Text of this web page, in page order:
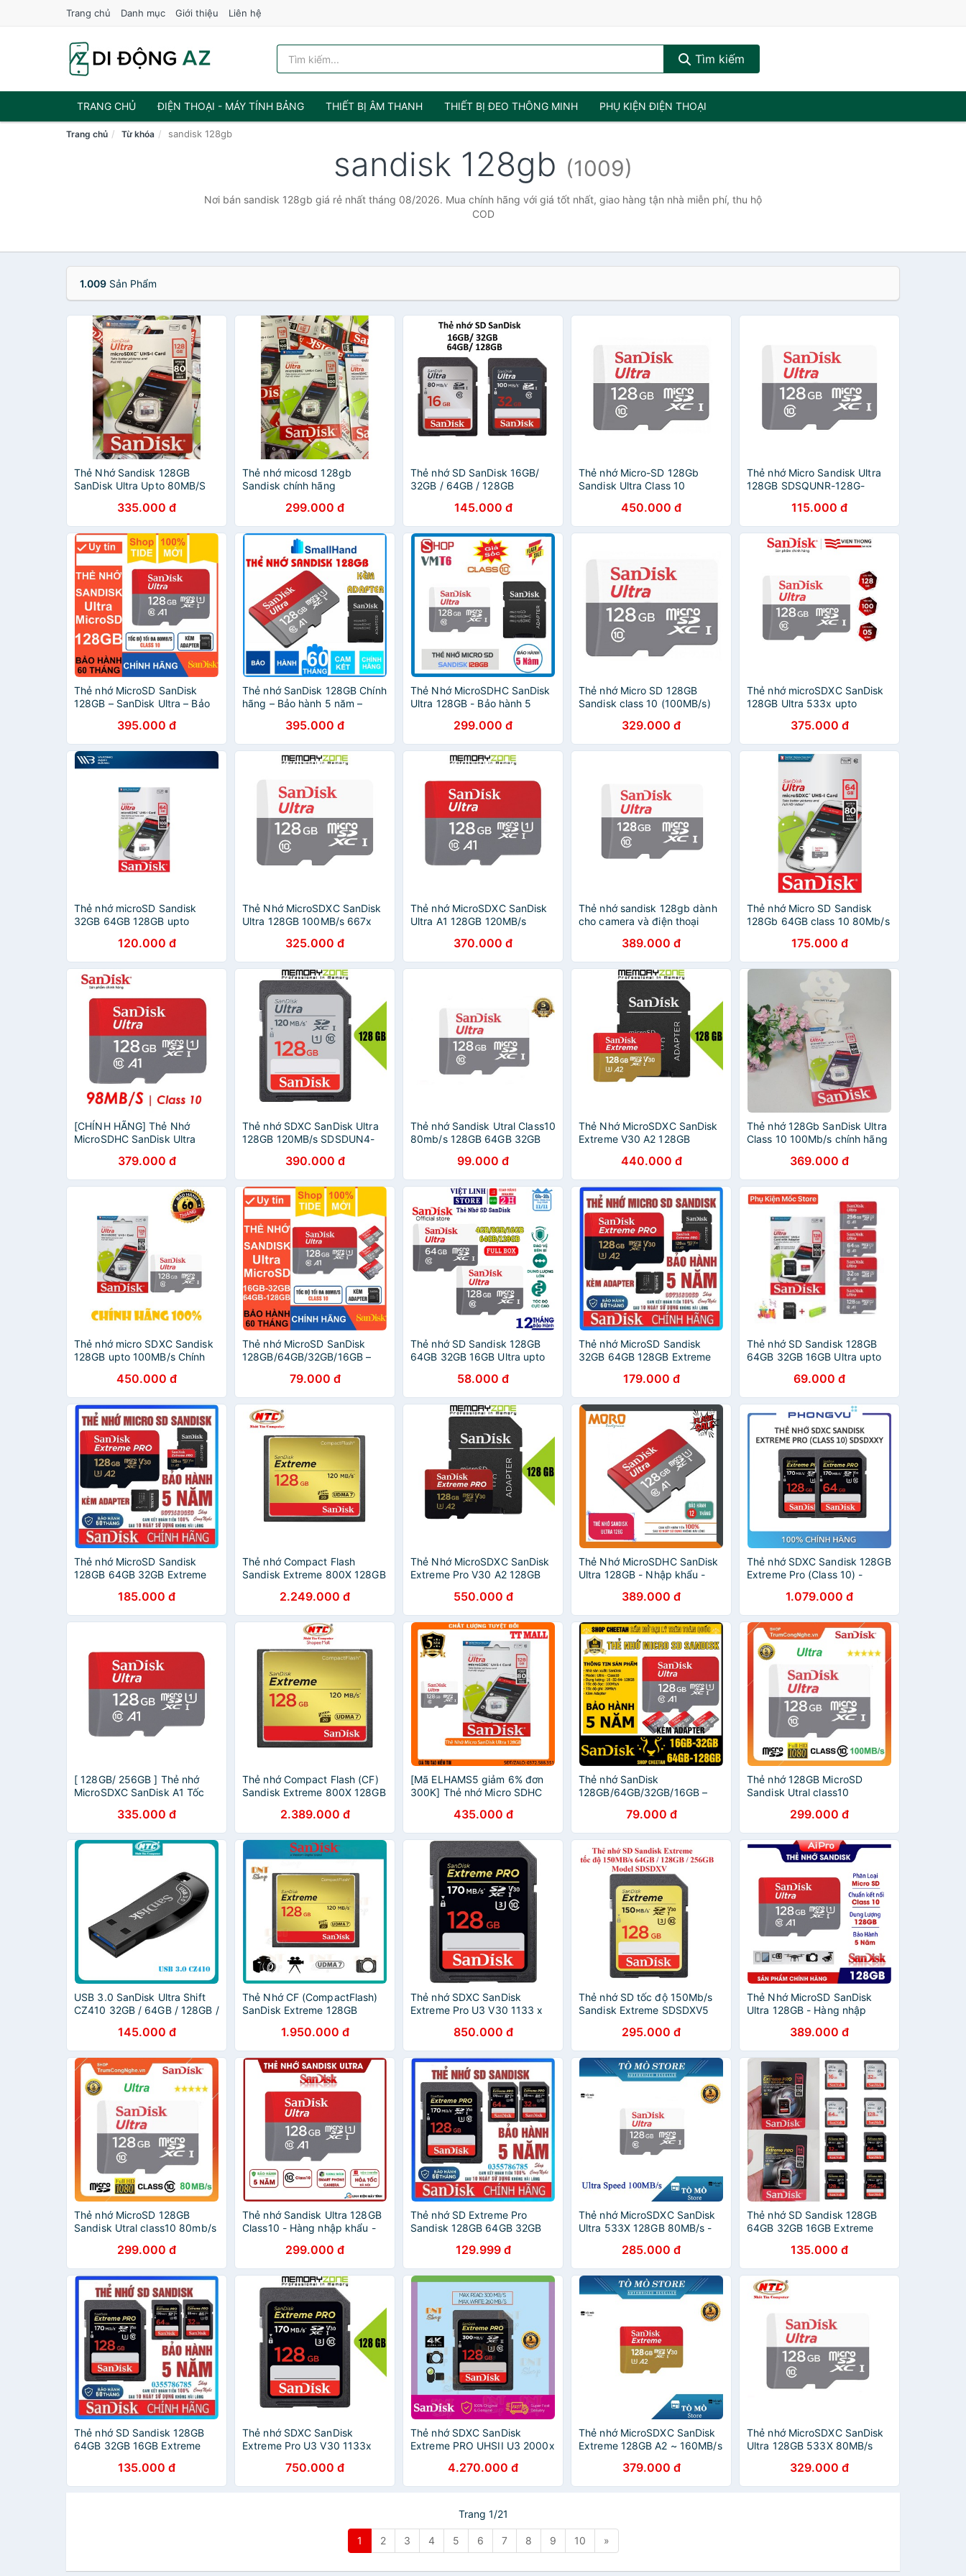
Trang chủ Danh mục Giới thiệu Liên hệ
Tìm kiếm
TRANG CHỦ ĐIỆN THOẠI - MÁY TÍNH BẢNG THIẾT BỊ ÂM THANH THIẾT BỊ ĐEO THÔNG MINH PHỤ KIỆN ĐIỆN THOẠI
Trang chủ Từ khóa sandisk 128gb
sandisk 128gb (1009)
Nơi bán sandisk 128gb giá rẻ nhất tháng 08/2026. Mua chính hãng với giá tốt nhất, giao hàng tận nhà miễn phí, thu hộ
COD
1.009 Sản Phẩm
Thẻ Nhớ Sandisk 128GB
SanDisk Ultra Upto 80MB/S
335.000 đ
Thẻ nhớ micosd 128gb
Sandisk chính hãng
299.000 đ
Thẻ nhớ SD SanDisk 16GB/
32GB / 64GB / 128GB
145.000 đ
Thẻ nhớ Micro-SD 128Gb
Sandisk Ultra Class 10
450.000 đ
Thẻ nhớ Micro Sandisk Ultra
128GB SDSQUNR-128G-
115.000 đ
Thẻ nhớ MicroSD SanDisk
128GB – SanDisk Ultra – Bảo
Kèm Adapter395.000 đ
Thẻ nhớ SanDisk 128GB Chính
hãng – Bảo hành 5 năm –
395.000 đ
Thẻ Nhớ MicroSDHC SanDisk
Ultra 128GB - Bảo hành 5
299.000 đ
Thẻ nhớ Micro SD 128GB
Sandisk class 10 (100MB/s)
329.000 đ
Thẻ nhớ microSDXC SanDisk
128GB Ultra 533x upto
375.000 đ
Thẻ nhớ microSD Sandisk
32GB 64GB 128GB upto
120.000 đ
Thẻ Nhớ MicroSDXC SanDisk
Ultra 128GB 100MB/s 667x
325.000 đ
Thẻ nhớ MicroSDXC SanDisk
Ultra A1 128GB 120MB/s
370.000 đ
Thẻ nhớ sandisk 128gb dành
cho camera và điện thoại
389.000 đ
Thẻ nhớ Micro SD Sandisk
128Gb 64GB class 10 80Mb/s
175.000 đ
[CHÍNH HÃNG] Thẻ Nhớ
MicroSDHC SanDisk Ultra
379.000 đ
Thẻ nhớ SDXC SanDisk Ultra
128GB 120MB/s SDSDUN4-
390.000 đ
Thẻ nhớ Sandisk Utral Class10
80mb/s 128GB 64GB 32GB
99.000 đ
Thẻ Nhớ MicroSDXC SanDisk
Extreme V30 A2 128GB
SDSQXA1128GGN6MN
440.000 đ
Thẻ nhớ 128Gb SanDisk Ultra
Class 10 100Mb/s chính hãng
369.000 đ
Thẻ nhớ micro SDXC Sandisk
128GB upto 100MB/s Chính
450.000 đ
Thẻ nhớ MicroSD SanDisk
128GB/64GB/32GB/16GB –
năm – CHÍNH HÃNG – Kèm
Adapter
79.000 đ
Thẻ nhớ SD Sandisk 128GB
64GB 32GB 16GB Ultra upto
58.000 đ
Thẻ nhớ MicroSD Sandisk
32GB 64GB 128GB Extreme
179.000 đ
Thẻ nhớ SD Sandisk 128GB
64GB 32GB 16GB Ultra upto
69.000 đ
Thẻ nhớ MicroSD Sandisk
128GB 64GB 32GB Extreme
185.000 đ
Thẻ nhớ Compact Flash
Sandisk Extreme 800X 128GB
2.249.000 đ
Thẻ Nhớ MicroSDXC SanDisk
Extreme Pro V30 A2 128GB
SDSQXCY128GGN6MA
550.000 đ
Thẻ Nhớ MicroSDHC SanDisk
Ultra 128GB - Nhập khẩu -
389.000 đ
Thẻ nhớ SDXC Sandisk 128GB
Extreme Pro (Class 10) -
1.079.000 đ
[ 128GB/ 256GB ] Thẻ nhớ
MicroSDXC SanDisk A1 Tốc
335.000 đ
Thẻ nhớ Compact Flash (CF)
Sandisk Extreme 800X 128GB
2.389.000 đ
[Mã ELHAMS5 giảm 6% đơn
300K] Thẻ nhớ Micro SDHC
435.000 đ
Thẻ nhớ SanDisk
128GB/64GB/32GB/16GB –
Class10 – CHÍNH HÃNG – Bảo
hành 5 năm – Kèm Adapter
79.000 đ
Thẻ nhớ 128GB MicroSD
Sandisk Utral class10
299.000 đ
USB 3.0 SanDisk Ultra Shift
CZ410 32GB / 64GB / 128GB /
145.000 đ
Thẻ Nhớ CF (CompactFlash)
SanDisk Extreme 128GB
128G-A46)1.950.000 đ
Thẻ nhớ SDXC SanDisk
Extreme Pro U3 V30 1133 x
850.000 đ
Thẻ nhớ SD tốc độ 150Mb/s
Sandisk Extreme SDSDXV5
295.000 đ
Thẻ Nhớ MicroSD SanDisk
Ultra 128GB - Hàng nhập
389.000 đ
Thẻ nhớ MicroSD 128GB
Sandisk Utral class10 80mb/s
299.000 đ
Thẻ nhớ Sandisk Ultra 128GB
Class10 - Hàng nhập khẩu -
299.000 đ
Thẻ nhớ SD Extreme Pro
Sandisk 128GB 64GB 32GB
129.999 đ
Thẻ nhớ MicroSDXC SanDisk
Ultra 533X 128GB 80MB/s -
285.000 đ
Thẻ nhớ SD Sandisk 128GB
64GB 32GB 16GB Extreme
135.000 đ
Thẻ nhớ SD Sandisk 128GB
64GB 32GB 16GB Extreme
135.000 đ
Thẻ nhớ SDXC SanDisk
Extreme Pro U3 V30 1133x
750.000 đ
Thẻ nhớ SDXC SanDisk
Extreme PRO UHSII U3 2000x
(SDSDXPK128GANCIN)
4.270.000 đ
Thẻ nhớ MicroSDXC SanDisk
Extreme 128GB A2 ~ 160MB/s
379.000 đ
Thẻ nhớ MicroSDXC SanDisk
Ultra 128GB 533X 80MB/s
329.000 đ
Trang 1/21
1 2 3 4 5 6 7 8 9 10 »